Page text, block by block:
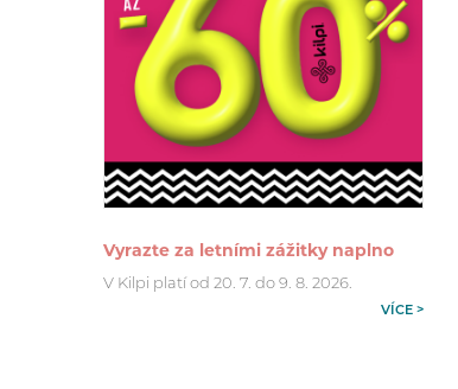
Vyrazte za letními zážitky naplno
V Kilpi platí od 20. 7. do 9. 8. 2026.
VÍCE >